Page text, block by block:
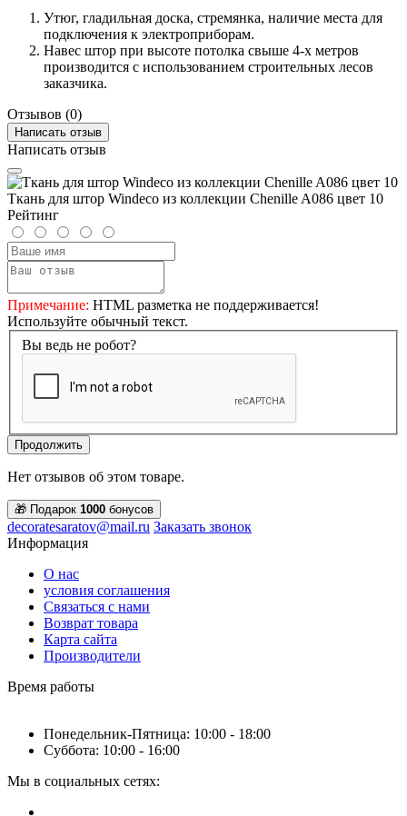
Утюг, гладильная доска, стремянка, наличие места для
подключения к электроприборам.
Навес штор при высоте потолка свыше 4-х метров
производится с использованием строительных лесов
заказчика.
Отзывов (0)
Написать отзыв
Написать отзыв
Ткань для штор Windeco из коллекции Chenille A086 цвет 10
Рейтинг
Примечание: HTML разметка не поддерживается!
Используйте обычный текст.
Вы ведь не робот?
Продолжить
Нет отзывов об этом товаре.
🎁 Подарок 1000 бонусов
decoratesaratov@mail.ru Заказать звонок
Информация
О нас
условия соглашения
Связаться с нами
Возврат товара
Карта сайта
Производители
Время работы
Понедельник-Пятница: 10:00 - 18:00
Суббота: 10:00 - 16:00
Мы в социальных сетях: